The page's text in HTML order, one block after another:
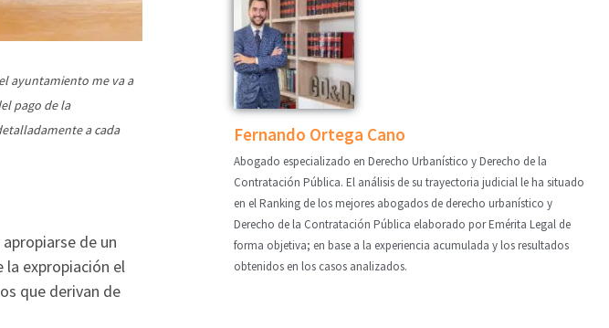
ayuntamiento me va a
pago de la
a cada
de un
expropiación el
que derivan de
Fernando Ortega Cano
Abogado especializado en Derecho Urbanístico y Derecho de la
Contratación Pública. El análisis de su trayectoria judicial le ha situado
en el Ranking de los mejores abogados de derecho urbanístico y
Derecho de la Contratación Pública elaborado por Emérita Legal de
forma objetiva; en base a la experiencia acumulada y los resultados
obtenidos en los casos analizados.